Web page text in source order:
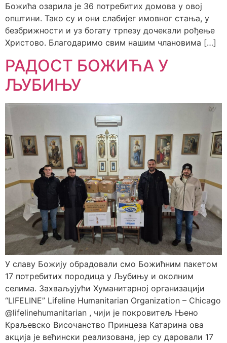
Божића озарила је 36 потребитих домова у овој
општини. Тако су и они слабијег имовног стања, у
безбрижности и уз богату трпезу дочекали рођење
Христово. Благодаримо свим нашим члановима […]
РАДОСТ БОЖИЋА У
ЉУБИЊУ
У славу Божију обрадовали смо Божићним пакетом
17 потребитих породица у Љубињу и околним
селима. Захваљујући Хуманитарној организацији
“LIFELINE” Lifeline Humanitarian Organization – Chicago
@lifelinehumanitarian , чији је покровитељ Њено
Краљевско Височанство Принцеза Катарина ова
акција је већински реализована, јер су даровали 17